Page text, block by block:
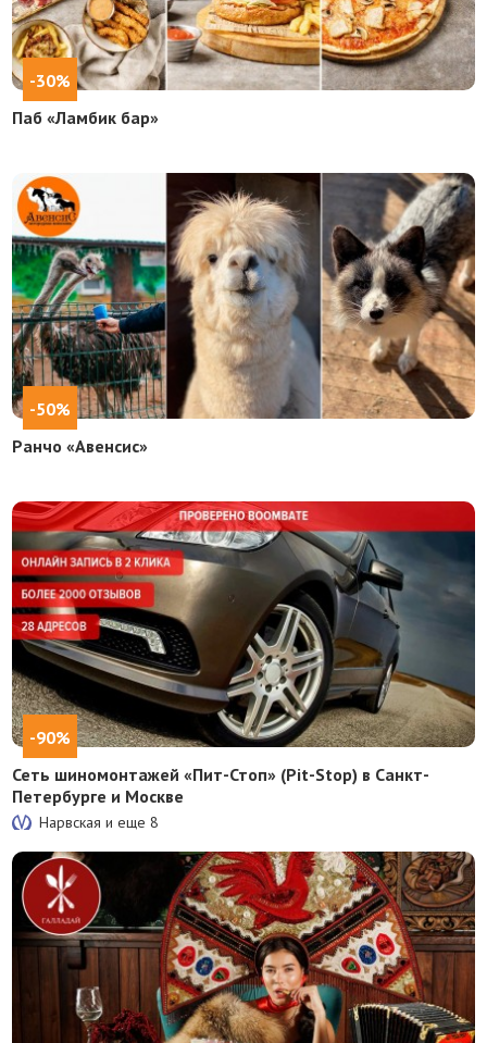
-30%
Паб «Ламбик бар»
-50%
Ранчо «Авенсис»
-90%
Сеть шиномонтажей «Пит-Стоп» (Pit-Stop) в Санкт-
Петербурге и Москве
Нарвская и еще8